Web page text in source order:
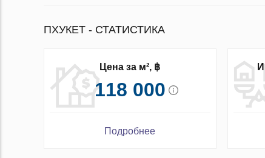
ПХУКЕТ - СТАТИСТИКА
Цена за м², ฿
118 000
Подробнее